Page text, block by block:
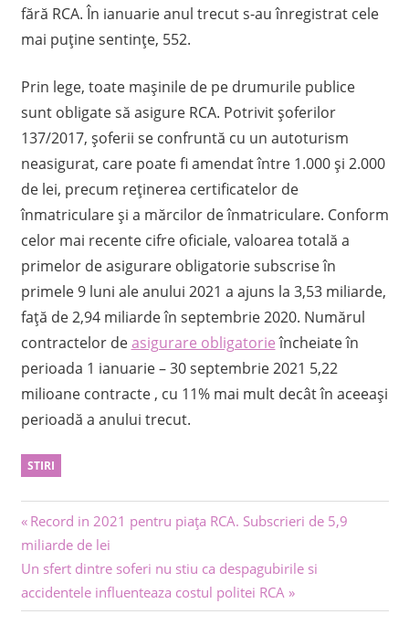
fără RCA. În ianuarie anul trecut s-au înregistrat cele
mai puține sentințe, 552.
Prin lege, toate mașinile de pe drumurile publice
sunt obligate să asigure RCA. Potrivit șoferilor
137/2017, șoferii se confruntă cu un autoturism
neasigurat, care poate fi amendat între 1.000 și 2.000
de lei, precum reținerea certificatelor de
înmatriculare și a mărcilor de înmatriculare. Conform
celor mai recente cifre oficiale, valoarea totală a
primelor de asigurare obligatorie subscrise în
primele 9 luni ale anului 2021 a ajuns la 3,53 miliarde,
față de 2,94 miliarde în septembrie 2020. Numărul
contractelor deasigurare obligatorieîncheiate în
perioada 1 ianuarie – 30 septembrie 2021 5,22
milioane contracte , cu 11% mai mult decât în ​​aceeași
perioadă a anului trecut.
STIRI
Navigare
în
articole
Previous
Post:
Record in 2021 pentru piaţa RCA. Subscrieri de 5,9
miliarde de lei
Next
Post:
Un sfert dintre soferi nu stiu ca despagubirile si
accidentele influenteaza costul politei RCA